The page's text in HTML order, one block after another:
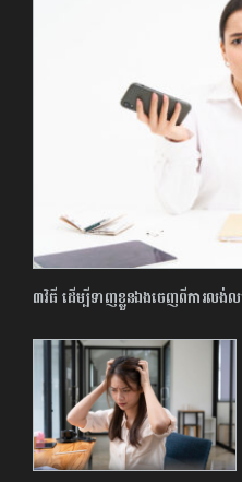
៣វិធី ដើម្បីទាញ​ខ្លួនឯងចេញពីការលង់